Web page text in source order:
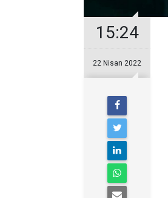
15:24
22 Nisan 2022